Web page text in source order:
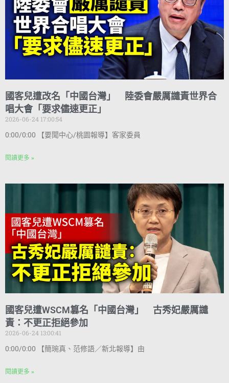
國客兒遭改名「中國台灣」 陸委會嚴厲譴責世界合
唱大會「要求儘速更正」
2026-06-24 17:00:54
0:00/0:00 【要聞中心/桃園報導】客家委員
閱讀更多 »
國客兒遭WSCM篡名「中國台灣」 古秀妃嚴厲譴
責：不更正拒絕參加
2026-06-24 13:00:41
0:00/0:00 【簡琬真、范修語／新北報導】由
閱讀更多 »